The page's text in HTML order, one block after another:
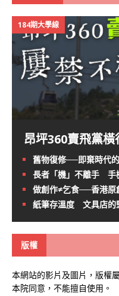
184期大學線
昂坪360賣飛黨
舊物復修──即棄時代
長者「機」不離手 手
做創作≠乞食──香港原
紙筆存溫度 文具店的
版權
本網站的影片及圖片，版權
本院同意，不能擅自使用。